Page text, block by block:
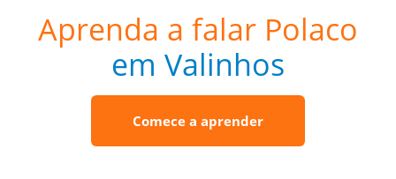
Aprenda a falar Polaco
em Valinhos
Comece a aprender